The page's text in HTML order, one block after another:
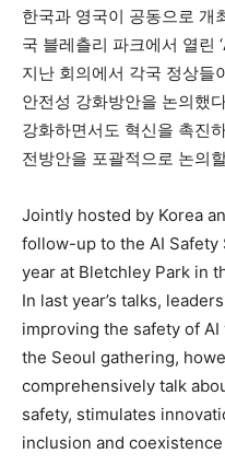
한국과 영국이 공동으로 개
국 블레츨리 파크에서 열린
지난 회의에서 각국 정상들
안전성 강화방안을 논의했
강화하면서도 혁신을 촉진
전방안을 포괄적으로 논의
Jointly hosted by Korea
follow-up to the AI Safety
year at Bletchley Park in
In last year’s talks,
improving the safety of
the Seoul gathering,
comprehensively talk
safety, stimulates
inclusion and